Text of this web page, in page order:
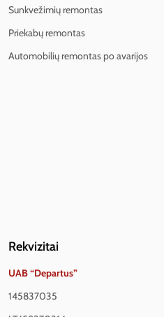
Sunkvežimių remontas
Priekabų remontas
Automobilių remontas po avarijos
Rekvizitai
UAB “Departus”
145837035